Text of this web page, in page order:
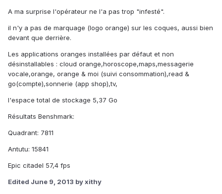
A ma surprise l'opérateur ne l'a pas trop "infesté".
il n'y a pas de marquage (logo orange) sur les coques, aussi bien
devant que derrière.
Les applications oranges installées par défaut et non
désinstallables : cloud orange,horoscope,maps,messagerie
vocale,orange, orange & moi (suivi consommation),read &
go(compte),sonnerie (app shop),tv,
l'espace total de stockage 5,37 Go
Résultats Benshmark:
Quadrant: 7811
Antutu: 15841
Epic citadel 57,4 fps
Edited June 9, 2013 by xithy